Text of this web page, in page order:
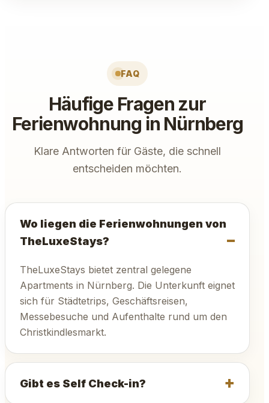
FAQ
Häufige Fragen zur
Ferienwohnung in Nürnberg
Klare Antworten für Gäste, die schnell
entscheiden möchten.
Wo liegen die Ferienwohnungen von
TheLuxeStays?
TheLuxeStays bietet zentral gelegene
Apartments in Nürnberg. Die Unterkunft eignet
sich für Städtetrips, Geschäftsreisen,
Messebesuche und Aufenthalte rund um den
Christkindlesmarkt.
Gibt es Self Check-in?